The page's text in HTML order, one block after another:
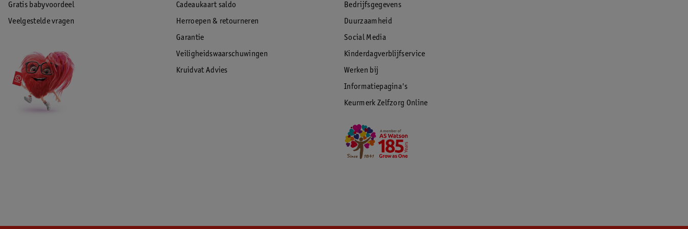
Gratis babyvoordeel
Veelgestelde vragen
Cadeaukaart saldo
Herroepen & retourneren
Garantie
Veiligheidswaarschuwingen
Kruidvat Advies
Bedrijfsgegevens
Duurzaamheid
Social Media
Kinderdagverblijfservice
Werken bij
Informatiepagina's
Keurmerk Zelfzorg Online